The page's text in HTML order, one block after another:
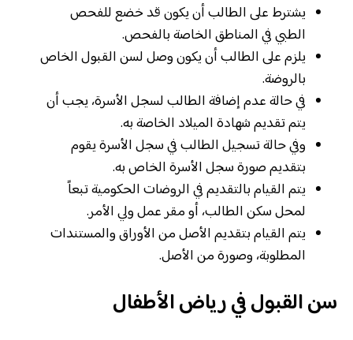
يشترط على الطالب أن يكون قد خضع للفحص
الطبي في المناطق الخاصة بالفحص.
يلزم على الطالب أن يكون وصل لسن القبول الخاص
بالروضة.
في حالة عدم إضافة الطالب لسجل الأسرة، يجب أن
يتم تقديم شهادة الميلاد الخاصة به.
وفي حالة تسجيل الطالب في سجل الأسرة يقوم
بتقديم صورة سجل الأسرة الخاص به.
يتم القيام بالتقديم في الروضات الحكومية تبعاً
لمحل سكن الطالب، أو مقر عمل ولي الأمر.
يتم القيام بتقديم الأصل من الأوراق والمستندات
المطلوبة، وصورة من الأصل.
سن القبول في رياض الأطفال